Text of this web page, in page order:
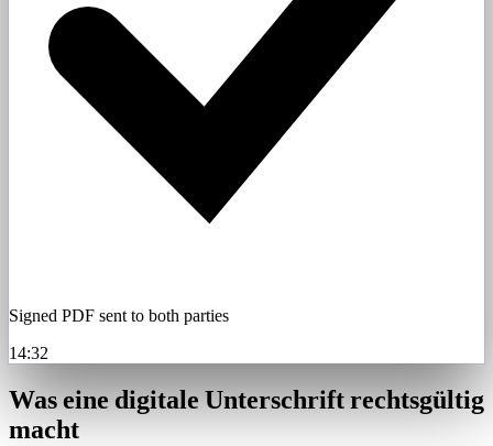
Signed PDF sent to both parties
14:32
Was eine digitale Unterschrift rechtsgültig
macht